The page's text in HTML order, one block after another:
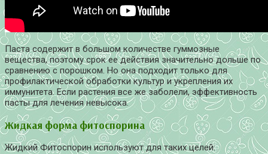
Паста содержит в большом количестве гуммозные
вещества, поэтому срок ее действия значительно дольше по
сравнению с порошком. Но она подходит только для
профилактической обработки культур и укрепления их
иммунитета. Если растения все же заболели, эффективность
пасты для лечения невысока.
Жидкая форма фитоспорина
Жидкий Фитоспорин используют для таких целей: